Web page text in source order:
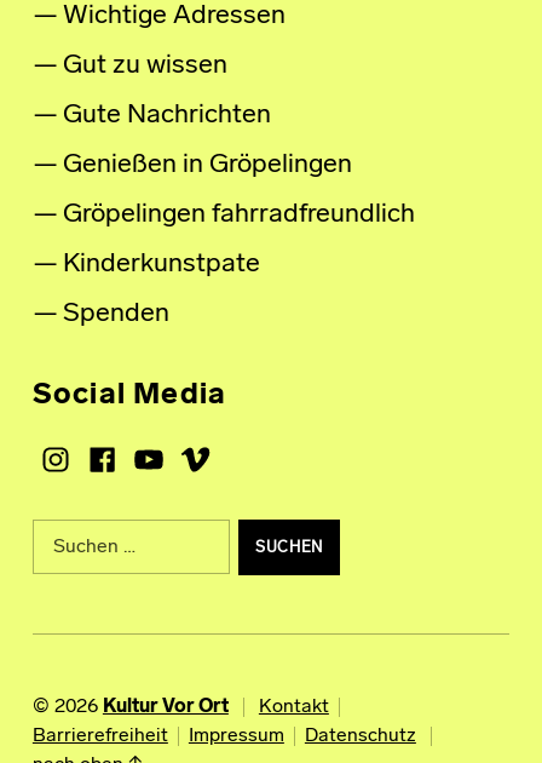
Wichtige Adressen
Gut zu wissen
Gute Nachrichten
Genießen in Gröpelingen
Gröpelingen fahrradfreundlich
Kinderkunstpate
Spenden
Social Media
Instagram
Facebook
Youtube
Vimeo
Suche nach:
© 2026 Kultur Vor Ort
Kontakt
Barrierefreiheit
Impressum
Datenschutz